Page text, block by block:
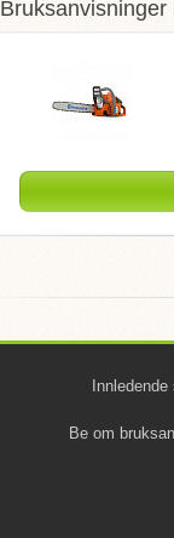
Bruksanvisninger
Innledende
Be om